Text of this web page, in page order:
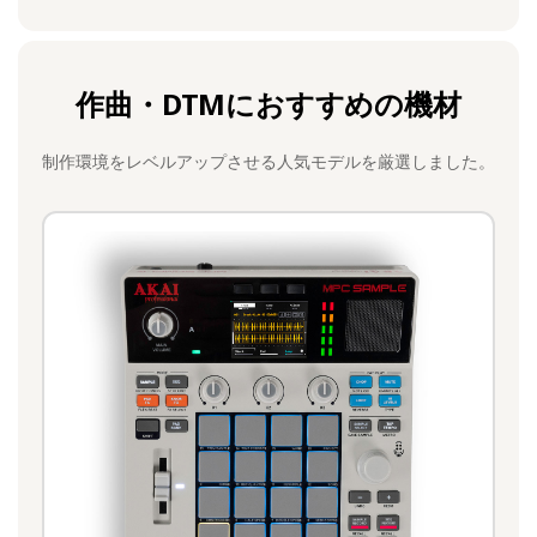
作曲・DTMにおすすめの機材
制作環境をレベルアップさせる人気モデルを厳選しました。